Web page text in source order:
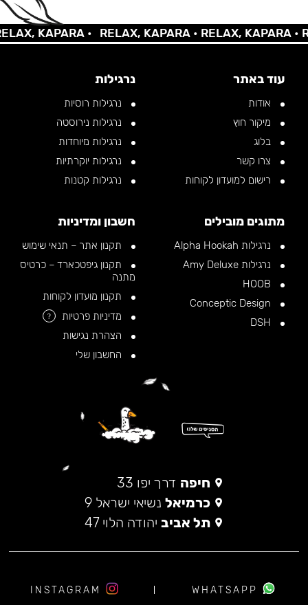
KAPARA • RELAX, KAPARA •RELAX, KAPARA •
עוד באתר
אודות
מיקור חוץ
בלוג
צרו קשר
רישום למועדון לקוחות
נרגילות
נרגילות רוסיות
נרגילות נירוסטה
נרגילות מיוחדות
נרגילות יוקרתיות
נרגילות קטנות
מתוגים מובילים
נרגילות Alpha Hookah
נרגילות Amy Deluxe
חשבון ומדיניות
תקנון אתר – תנאי שימוש
תקנון גיפטכארד – כרטיס
מתנה
תקנון מועדון לקוחות
מדיניות פרטיות
?
הצהרת נגישות
החשבון שלי
חיפה דרך יפו 33
כרמיאל נשיאי ישראל 9
תל אביב יהודה הלוי 47
WHATSAPP
INSTAGRAM